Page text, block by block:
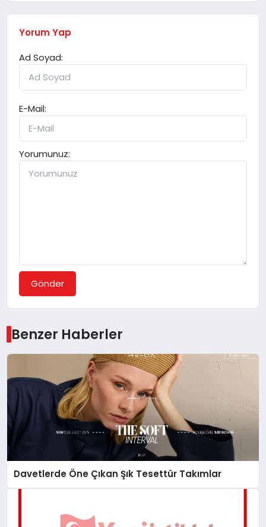
Yorum Yap
Ad Soyad:
E-Mail:
Yorumunuz:
Gönder
Benzer Haberler
Davetlerde Öne Çıkan Şık Tesettür Takımlar